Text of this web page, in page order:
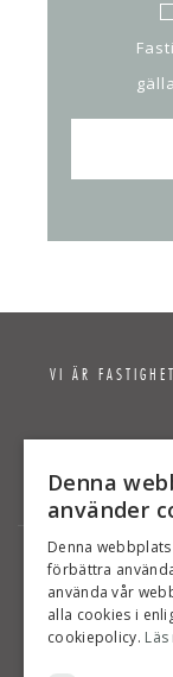
VI ÄR
BOSTÄDER
SÄLJA
VÄRDERA
Denna
använder
Denna
förbättra
använda vår
alla cookies i
cookiepolicy.